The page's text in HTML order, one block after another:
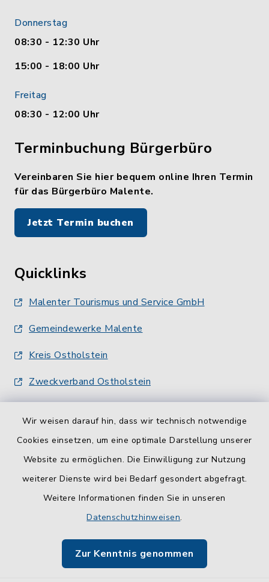
Wir weisen darauf hin, dass wir technisch notwendige
Cookies einsetzen, um eine optimale Darstellung unserer
Website zu ermöglichen. Die Einwilligung zur Nutzung
weiterer Dienste wird bei Bedarf gesondert abgefragt.
Weitere Informationen finden Sie in unseren
Datenschutzhinweisen.
Zur Kenntnis genommen
Donnerstag
08:30 - 12:30 Uhr
15:00 - 18:00 Uhr
Freitag
08:30 - 12:00 Uhr
Terminbuchung Bürgerbüro
Vereinbaren Sie hier bequem online Ihren Termin
für das Bürgerbüro Malente.
Jetzt Termin buchen
Quicklinks
Malenter Tourismus und Service GmbH
Gemeindewerke Malente
Kreis Ostholstein
Zweckverband Ostholstein
Barrierefreiheit
Impressum